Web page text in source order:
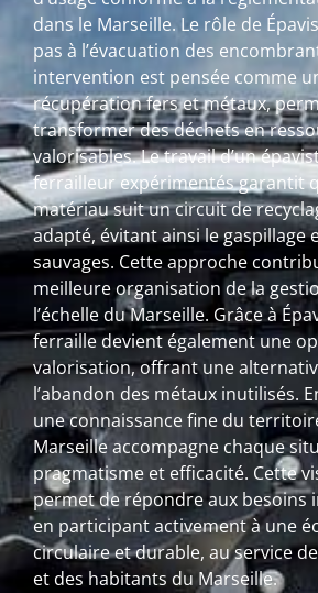
dans le Marseille. Le rôle de
pas à l’évacuation des
intervention est pensée comme
récupération fers et métaux,
transformer des déchets en
valorisables. Le travail d’un
ferrailleur expérimentés garantit
matériau suit un circuit de
adapté, évitant ainsi le gaspillage
sauvages. Cette approche
meilleure organisation de la
l’échelle du Marseille. Grâce à
ferraille devient également une
valorisation, offrant une
l’abandon des métaux inutilisés.
une connaissance fine du
Marseille accompagne chaque
pragmatisme et efficacité. Cette
permet de répondre aux besoins
en participant activement à une
circulaire et durable, au service
et des habitants du Marseille.